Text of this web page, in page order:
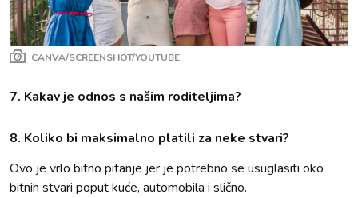
CANVA/SCREENSHOT/YOUTUBE
7. Kakav je odnos s našim roditeljima?
8. Koliko bi maksimalno platili za neke stvari?
Ovo je vrlo bitno pitanje jer je potrebno se usuglasiti oko
bitnih stvari poput kuće, automobila i slično.